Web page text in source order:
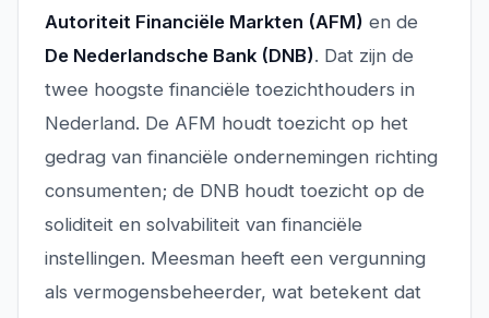
Autoriteit Financiële Markten (AFM) en de
De Nederlandsche Bank (DNB). Dat zijn de
twee hoogste financiële toezichthouders in
Nederland. De AFM houdt toezicht op het
gedrag van financiële ondernemingen richting
consumenten; de DNB houdt toezicht op de
soliditeit en solvabiliteit van financiële
instellingen. Meesman heeft een vergunning
als vermogensbeheerder, wat betekent dat